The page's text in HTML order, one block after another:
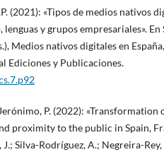
(2021): «Tipos de medios nativos
y grupos empresariales». En
Medios nativos digitales en
Ediciones y Publicaciones.
P. (2022): «Transformation
proximity to the public in Spain,
Silva-Rodríguez, A.; Negreira-Rey,